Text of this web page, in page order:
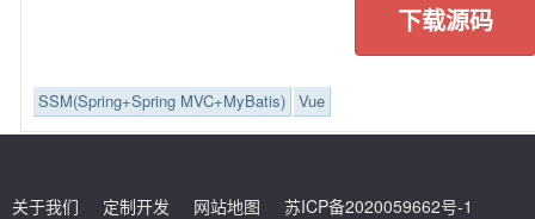
下载源码
SSM(Spring+Spring MVC+MyBatis) Vue
关于我们 定制开发 网站地图
苏ICP备2020059662号-1